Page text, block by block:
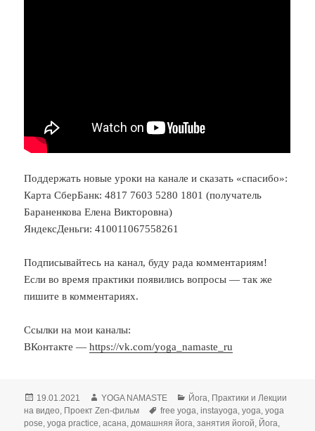
Поддержать новые уроки на канале и сказать «спасибо»:
Карта СберБанк: 4817 7603 5280 1801 (получатель
Бараненкова Елена Викторовна)
ЯндексДеньги: 410011067558261
Подписывайтесь на канал, буду рада комментариям!
Если во время практики появились вопросы — так же
пишите в комментариях.
Ссылки на мои каналы:
ВКонтакте —https://vk.com/yoga_namaste_ru
Опубликовано
19.01.2021 Автор
YOGA NAMASTE Рубрики
Йога Практики и Лекции
на видео Проект Zen-фильм Метки
free yoga ,instayoga ,yoga ,yoga
pose ,yoga practice ,асана домашняя йога ,занятия йогой Йога